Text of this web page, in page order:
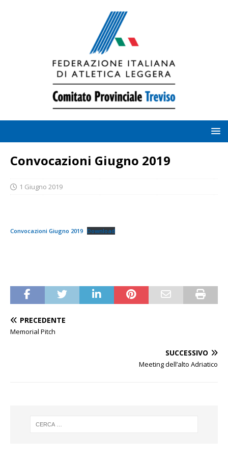
Convocazioni Giugno 2019
1 Giugno 2019
Convocazioni Giugno 2019 Download
PRECEDENTE
Memorial Pitch
SUCCESSIVO
Meeting dell’alto Adriatico